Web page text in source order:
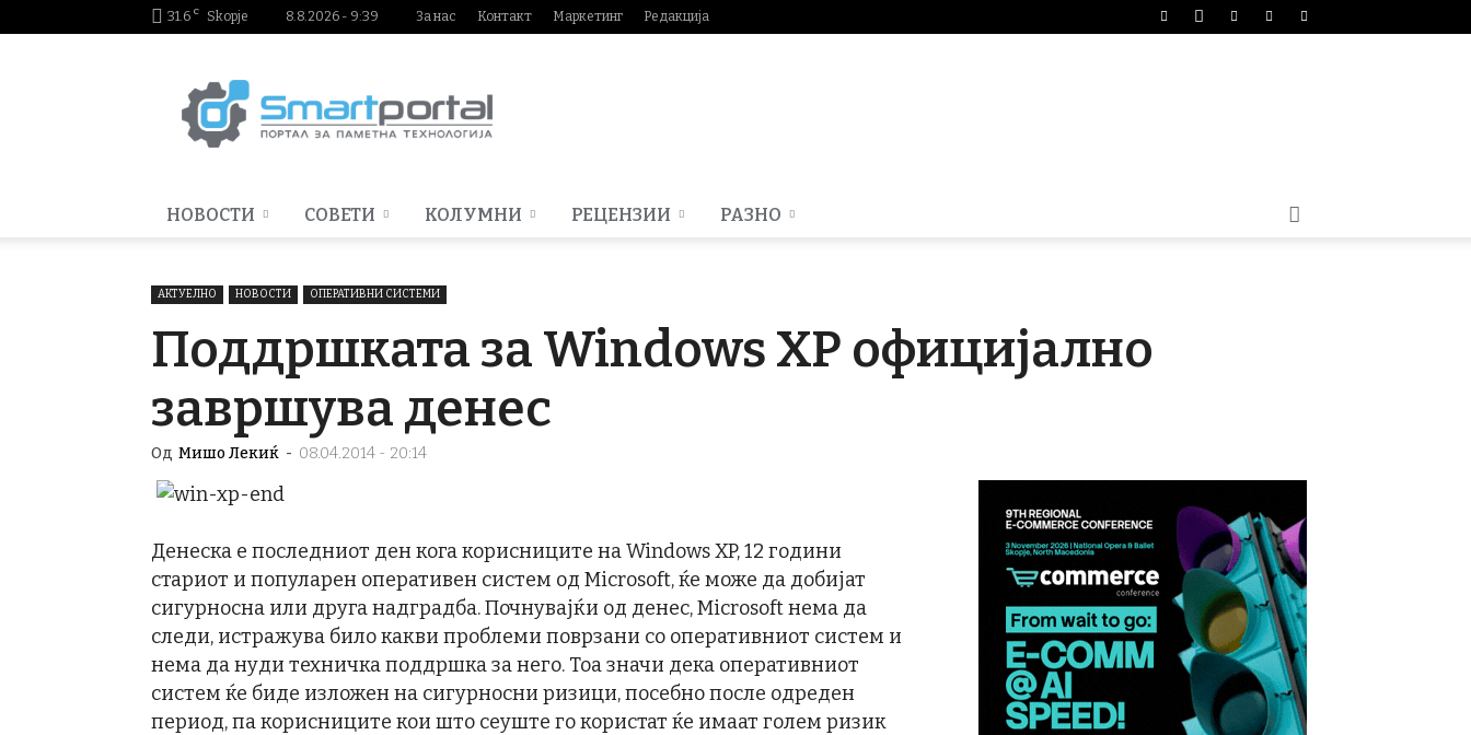
31.6 C Skopje 8.8.2026 - 9:39 За нас Контакт Маркетинг Редакција
НОВОСТИ СОВЕТИ КОЛУМНИ РЕЦЕНЗИИ РАЗНО
АКТУЕЛНО НОВОСТИ ОПЕРАТИВНИ СИСТЕМИ
Поддршката за Windows XP официјално
завршува денес
Од Мишо Лекиќ - 08.04.2014 - 20:14
Денеска е последниот ден кога корисниците на Windows XP, 12 години
стариот и популарен оперативен систем од Microsoft, ќе може да добијат
сигурносна или друга надградба. Почнувајќи од денес, Microsoft нема да
следи, истражува било какви проблеми поврзани со оперативниот систем и
нема да нуди техничка поддршка за него. Тоа значи дека оперативниот
систем ќе биде изложен на сигурносни ризици, посебно после одреден
период, па корисниците кои што сеуште го користат ќе имаат голем ризик